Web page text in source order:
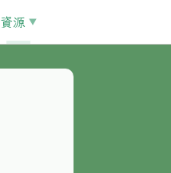
資源